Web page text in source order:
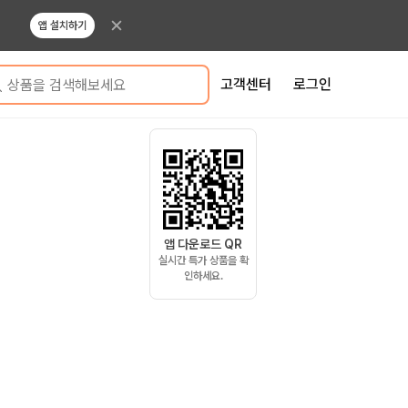
앱 설치하기
상품을 검색해보세요 고객센터 로그인
앱 다운로드 QR
실시간 특가 상품을 확
인하세요.